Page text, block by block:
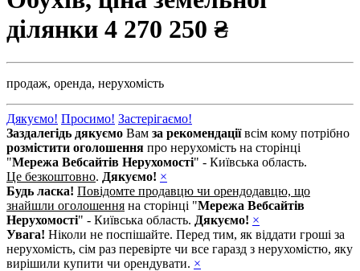
ділянки 4 270 250 ₴
продаж, оренда, нерухомість
Дякуємо! Просимо! Застерігаємо!
Заздалегідь дякуємо Вам за рекомендаціївсім кому потрібно
розмістити оголошення про нерухомість на сторінці
"Мережа Вебсайтів Нерухомості" - Київська область.
Це безкоштовно. Дякуємо! ×
Будь ласка! Повідомте продавцю чи орендодавцю, що
знайшли оголошення на сторінці "Мережа Вебсайтів
Нерухомості" - Київська область. Дякуємо! ×
Увага! Ніколи не поспішайте. Перед тим, як віддати гроші за
нерухомість, сім раз перевірте чи все гаразд з нерухомістю, яку
вирішили купити чи орендувати. ×